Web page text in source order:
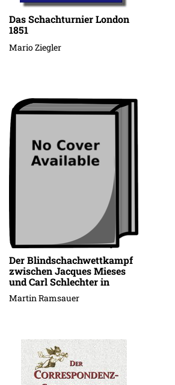
Das Schachturnier London
1851
Mario Ziegler
Der Blindschachwettkampf
zwischen Jacques Mieses
und Carl Schlechter in
Stuttgart, 13.-15. Januar
1909
Martin Ramsauer